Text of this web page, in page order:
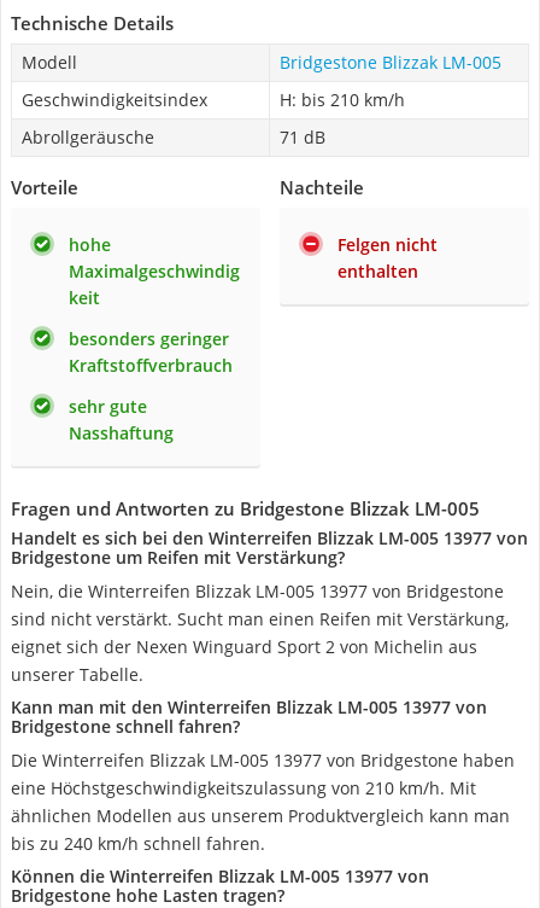
Technische Details
Modell
Bridgestone Blizzak LM-005
Geschwindigkeitsindex
H: bis 210 km/h
Abrollgeräusche
71 dB
Vorteile
hohe
Maximalgeschwindig
keit
besonders geringer
Kraftstoffverbrauch
sehr gute
Nasshaftung
Nachteile
Felgen nicht
enthalten
Fragen und Antworten zu Bridgestone Blizzak LM-005
Handelt es sich bei den Winterreifen Blizzak LM-005 13977 von
Bridgestone um Reifen mit Verstärkung?
Nein, die Winterreifen Blizzak LM-005 13977 von Bridgestone
sind nicht verstärkt. Sucht man einen Reifen mit Verstärkung,
eignet sich der Nexen Winguard Sport 2 von Michelin aus
unserer Tabelle.
Kann man mit den Winterreifen Blizzak LM-005 13977 von
Bridgestone schnell fahren?
Die Winterreifen Blizzak LM-005 13977 von Bridgestone haben
eine Höchstgeschwindigkeitszulassung von 210 km/h. Mit
ähnlichen Modellen aus unserem Produktvergleich kann man
bis zu 240 km/h schnell fahren.
Können die Winterreifen Blizzak LM-005 13977 von
Bridgestone hohe Lasten tragen?